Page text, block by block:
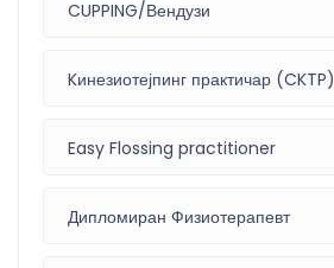
CUPPING/Вендузи
Kинезиотејпинг практичар (CKTP)
Easy Flossing practitioner
Дипломиран Физиотерапевт